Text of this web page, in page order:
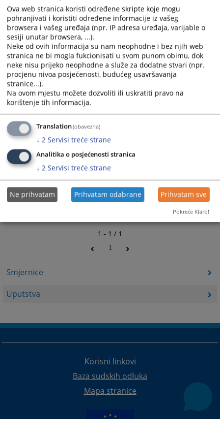
Smjernice
Uputstva
and
select
a
date.
Press
the
question
key
to
get
the
keyboard
for
changing
dates.
and
select
a
Press
the
question
key
get
for
dates.
sudsko i tužilačko vijeće Bosne i Hercegovine, na sjednici
održanoj dana 21.3.2024. godine, usvojilo je Uputstvo za
anonimizaciju.
25.04.2024.
1 - 1 / 1
1
Korisni linkovi
Baza sudskih odluka
Mapa stranice
Ova web stranica koristi određene skripte koje mogu
pohranjivati i koristiti određene informacije iz vašeg
browsera i vašeg uređaja (npr. IP adresa uređaja, varijable o
sesiji unutar browsera, ...).
Neke od ovih informacija su nam neophodne i bez njih web
stranica ne bi mogla fukcionisati u svom punom obimu, dok
neke nisu prijeko neophodne a služe za dodatne stvari (npr.
procjenu nivoa posjećenosti, budućeg usavršavanja
stranice...).
Na ovom mjestu možete dozvoliti ili uskratiti pravo na
korištenje tih informacija.
Translation(obavezna)
↓ 2 Servisi treće strane
Analitika o posjećenosti stranica
↓ 2 Servisi treće strane
Ne prihvatam Prihvatam odabrane Prihvatam sve
Pokreće Klaro!